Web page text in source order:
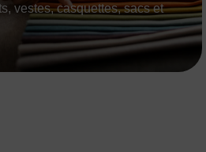
vestes, casquettes, sacs et